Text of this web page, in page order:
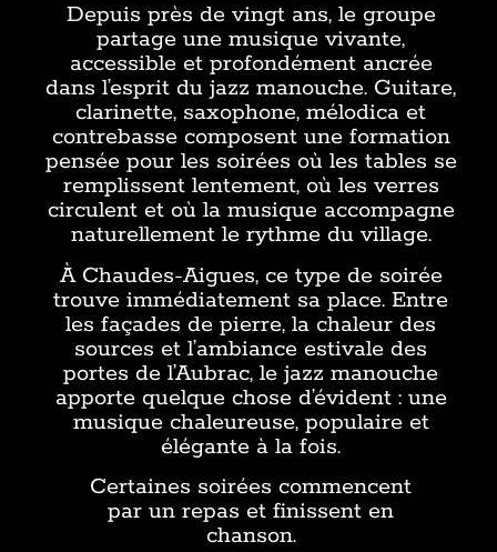
Depuis près de vingt ans, le groupe
partage une musique vivante,
accessible et profondément ancrée
dans l’esprit du jazz manouche. Guitare,
clarinette, saxophone, mélodica et
contrebasse composent une formation
pensée pour les soirées où les tables se
remplissent lentement, où les verres
circulent et où la musique accompagne
naturellement le rythme du village.
À Chaudes-Aigues, ce type de soirée
trouve immédiatement sa place. Entre
les façades de pierre, la chaleur des
sources et l’ambiance estivale des
portes de l’Aubrac, le jazz manouche
apporte quelque chose d’évident : une
musique chaleureuse, populaire et
élégante à la fois.
Certaines soirées commencent
par un repas et finissent en
chanson.